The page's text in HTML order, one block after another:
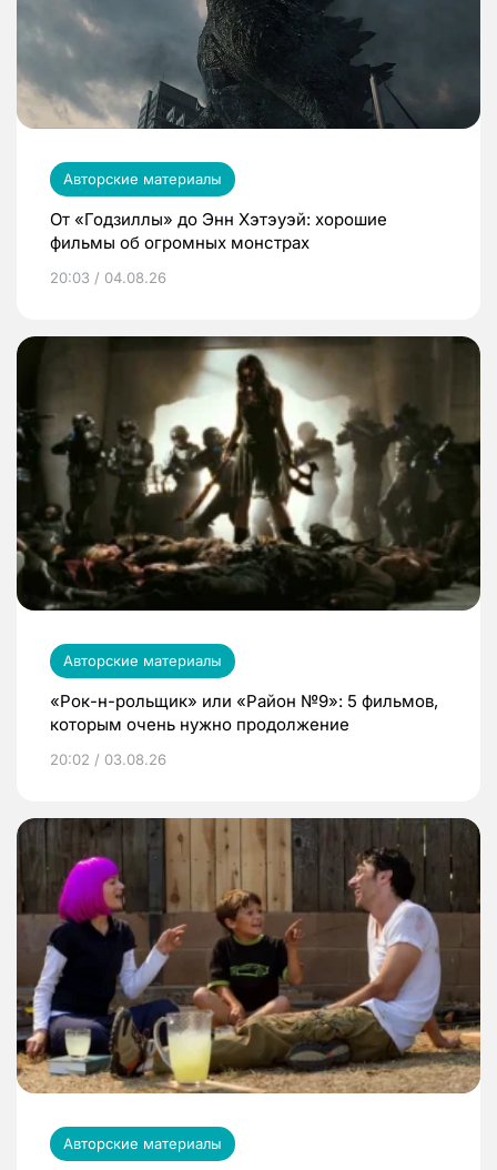
Авторские материалы
От «Годзиллы» до Энн Хэтэуэй: хорошие
фильмы об огромных монстрах
20:03 / 04.08.26
Авторские материалы
«Рок-н-рольщик» или «Район №9»: 5 фильмов,
которым очень нужно продолжение
20:02 / 03.08.26
Авторские материалы